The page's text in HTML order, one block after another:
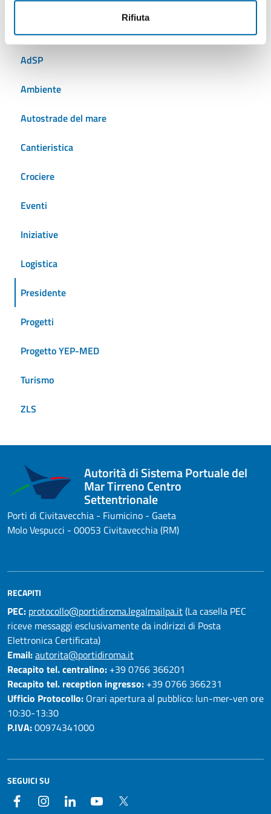
Rifiuta
AdSP
Ambiente
Autostrade del mare
Cantieristica
Crociere
Eventi
Iniziative
Logistica
Presidente
Progetti
Progetto YEP-MED
Turismo
ZLS
Autorità di Sistema Portuale del
Mar Tirreno Centro
Settentrionale
Porti di Civitavecchia - Fiumicino - Gaeta
Molo Vespucci - 00053 Civitavecchia (RM)
RECAPITI
PEC: protocollo@portidiroma.legalmailpa.it(La casella PEC
riceve messaggi esclusivamente da indirizzi di Posta
Elettronica Certificata)
Email:autorita@portidiroma.it
Recapito tel. centralino: +39 0766 366201
Recapito tel. reception ingresso: +39 0766 366231
Ufficio Protocollo: Orari apertura al pubblico: lun-mer-ven ore
10:30-13:30
P.IVA:00974341000
SEGUICI SU
Facebook InstagramLinkedIn YouTube